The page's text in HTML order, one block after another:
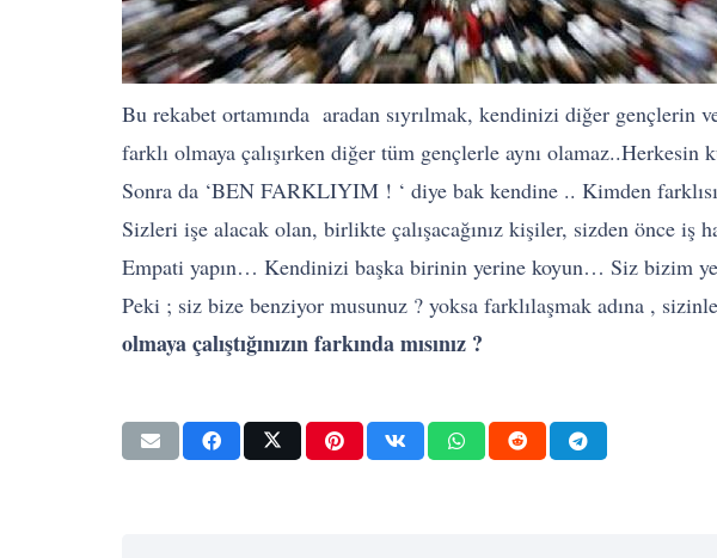
Bu rekabet ortamında aradan sıyrılmak, kendinizi diğer gençlerin
farklı olmaya çalışırken diğer tüm gençlerle aynı
Sonra da ‘BEN FARKLIYIM ! ‘ diye bak kendine .. Kimden
Sizleri işe alacak olan, birlikte çalışacağınız kişiler, sizden önce iş
Empati yapın… Kendinizi başka birinin yerine koyun… Siz bizim
Peki ; siz bize benziyor musunuz ? yoksa farklılaşmak adına ,
olmaya çalıştığınızın farkında mısınız ?